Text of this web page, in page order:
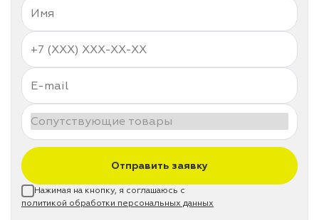
Отправить заявку
Нажимая на кнопку, я соглашаюсь с
политикой обработки персональных данных